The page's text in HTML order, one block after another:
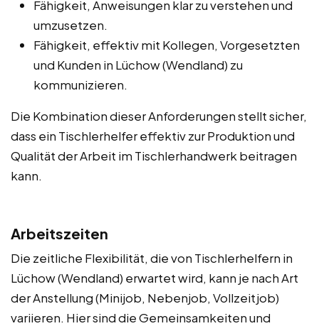
Fähigkeit, Anweisungen klar zu verstehen und
umzusetzen.
Fähigkeit, effektiv mit Kollegen, Vorgesetzten
und Kunden in Lüchow (Wendland) zu
kommunizieren.
Die Kombination dieser Anforderungen stellt sicher,
dass ein Tischlerhelfer effektiv zur Produktion und
Qualität der Arbeit im Tischlerhandwerk beitragen
kann.
Arbeitszeiten
Die zeitliche Flexibilität, die von Tischlerhelfern in
Lüchow (Wendland) erwartet wird, kann je nach Art
der Anstellung (Minijob, Nebenjob, Vollzeitjob)
variieren. Hier sind die Gemeinsamkeiten und